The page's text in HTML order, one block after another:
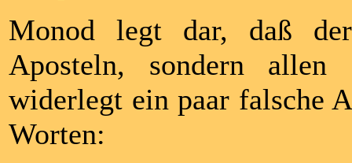
Monod legt dar, daß
Aposteln, sondern
widerlegt ein paar falsche
Worten: